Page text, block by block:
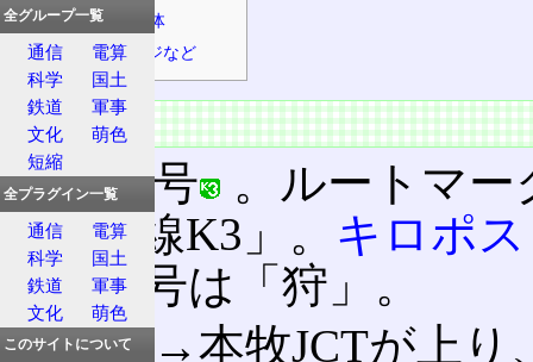
経由する自治体
インターチェンジなど
概要
路線番号
。ルートマー
「狩場線K3」。 キロポ
れる略号は「狩」。
狩場IC→本牧JCTが上り
全グループ一覧
通信
電算
科学
国土
鉄道
軍事
文化
萌色
短縮
全プラグイン一覧
通信
電算
科学
国土
鉄道
軍事
文化
萌色
このサイトについて